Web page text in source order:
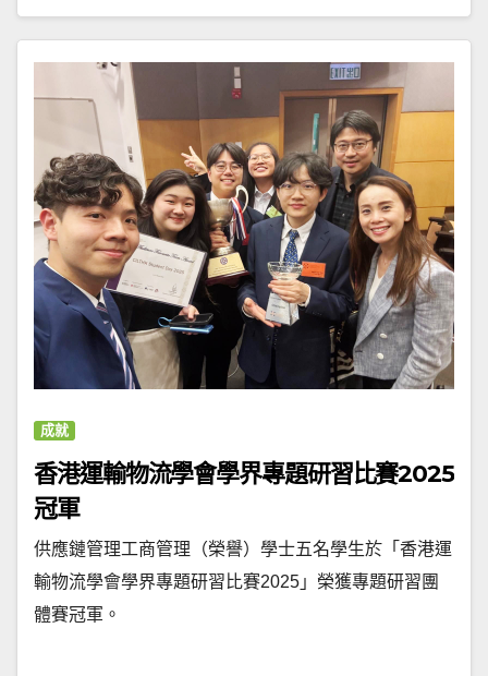
成就
香港運輸物流學會學界專題研習比賽2025
冠軍
供應鏈管理工商管理（榮譽）學士五名學生於「香港運
輸物流學會學界專題研習比賽2025」榮獲專題研習團
體賽冠軍。